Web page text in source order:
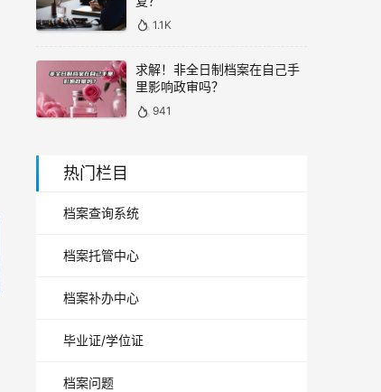
1.1K
求解！非全日制档案在自己手
里影响政审吗？
941
热门栏目
档案查询系统
档案托管中心
档案补办中心
毕业证/学位证
档案问题